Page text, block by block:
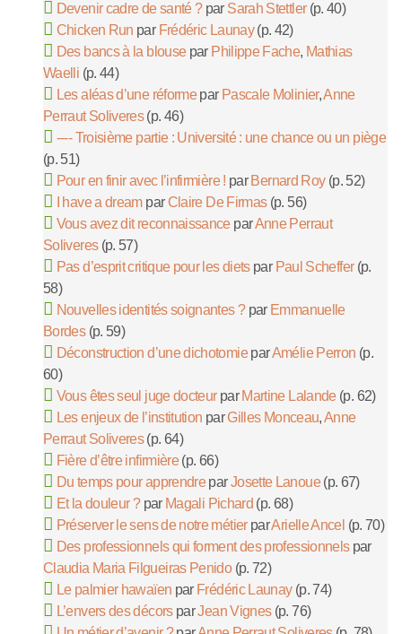
Devenir cadre de santé ? par Sarah Stettler(p. 40)
Chicken Run par Frédéric Launay(p. 42)
Des bancs à la blouse par Philippe Fache, Mathias
Waelli (p. 44)
Les aléas d’une réforme par Pascale Molinier,Anne
Perraut Soliveres(p. 46)
---- Troisième partie : Université : une chance ou un piège
(p. 51)
Pour en finir avec l’infirmière ! par Bernard Roy(p. 52)
I have a dream parClaire De Firmas(p. 56)
Vous avez dit reconnaissance parAnne Perraut
Soliveres(p. 57)
Pas d’esprit critique pour les diets par Paul Scheffer(p.
58)
Nouvelles identités soignantes ? par Emmanuelle
Bordes(p. 59)
Déconstruction d’une dichotomie parAmélie Perron (p.
60)
Vous êtes seul juge docteur par Martine Lalande(p. 62)
Les enjeux de l’institution parGilles Monceau,Anne
Perraut Soliveres(p. 64)
Fière d’être infirmière(p. 66)
Du temps pour apprendre parJosette Lanoue(p. 67)
Et la douleur ? par Magali Pichard (p. 68)
Préserver le sens de notre métier parArielle Ancel (p. 70)
Des professionnels qui forment des professionnels par
Claudia Maria Filgueiras Penido(p. 72)
Le palmier hawaïen par Frédéric Launay(p. 74)
L’envers des décors parJean Vignes(p. 76)